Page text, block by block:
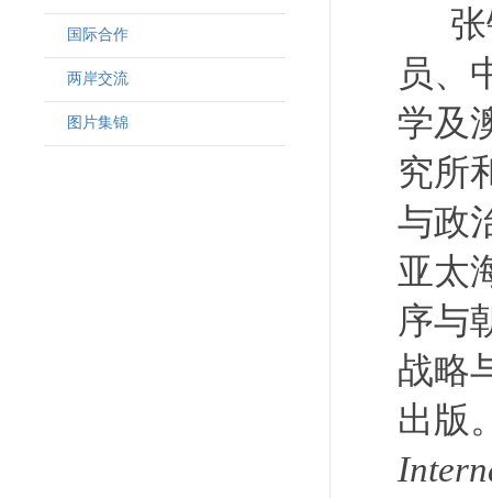
· 林勇新副院长
· 客座教授
· 访问学者
国际合作
两岸交流
图片集锦
员、
学及
究所
与政
亚太
序与
战略
出版